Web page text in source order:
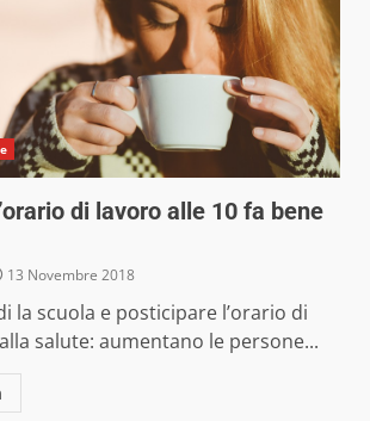
di lavoro alle 10 fa bene
13 Novembre 2018
la scuola e posticipare l’orario di
salute: aumentano le persone...